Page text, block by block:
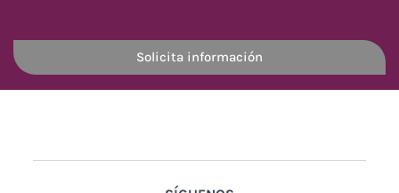
Solicita información